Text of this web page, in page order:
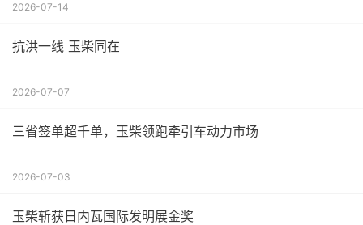
2026-07-14
抗洪一线 玉柴同在
2026-07-07
三省签单超千单，玉柴领跑牵引车动力市场
2026-07-03
玉柴斩获日内瓦国际发明展金奖